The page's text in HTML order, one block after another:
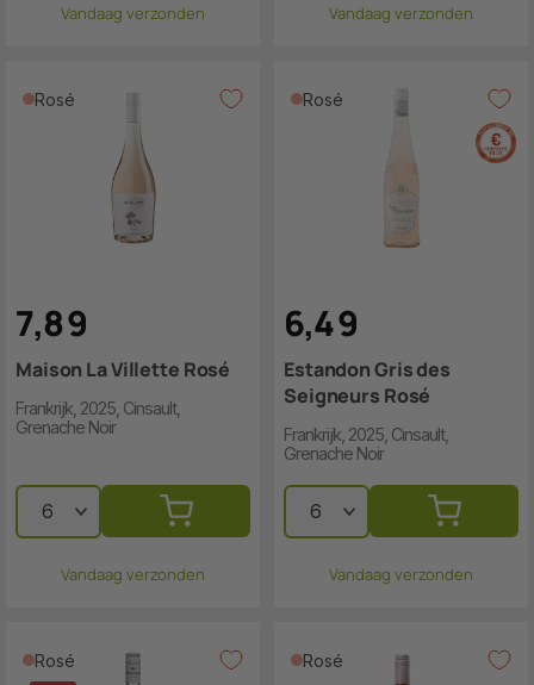
Vandaag verzonden Vandaag verzonden
Rosé
7,89
Maison La Villette Rosé
Frankrijk, 2025, Cinsault,
Grenache Noir
Vandaag verzonden
Rosé
6,49
Estandon Gris des
Seigneurs Rosé
Frankrijk, 2025, Cinsault,
Grenache Noir
Vandaag verzonden
Rosé Rosé